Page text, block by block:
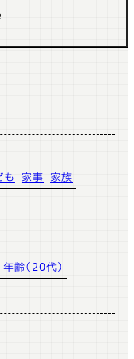
も 家事 家族
年齢（20代）